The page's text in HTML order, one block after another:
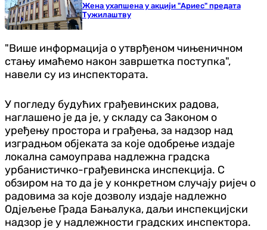
Жена ухапшена у акцији "Ариес" предата
Тужилаштву
"Више информација о утврђеном чињеничном
стању имаћемо након завршетка поступка",
навели су из инспектората.
У погледу будућих грађевинских радова,
наглашено је да је, у складу са Законом о
уређењу простора и грађења, за надзор над
изградњом објеката за које одобрење издаје
локална самоуправа надлежна градска
урбанистичко-грађевинска инспекција. С
обзиром на то да је у конкретном случају ријеч о
радовима за које дозволу издаје надлежно
Одјељење Града Бањалука, даљи инспекцијски
надзор је у надлежности градских инспектора.